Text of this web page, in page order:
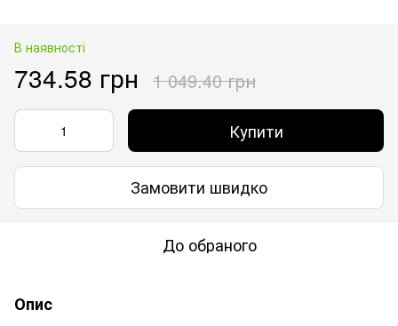
В наявності
734.58 грн 1 049.40 грн
Купити
Замовити швидко
До обраного
Опис